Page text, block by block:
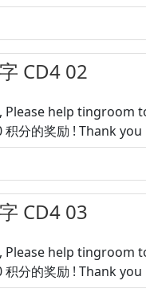
CD4 02
help tingroom
分的奖励 ! Thank you
CD4 03
help tingroom
分的奖励 ! Thank you